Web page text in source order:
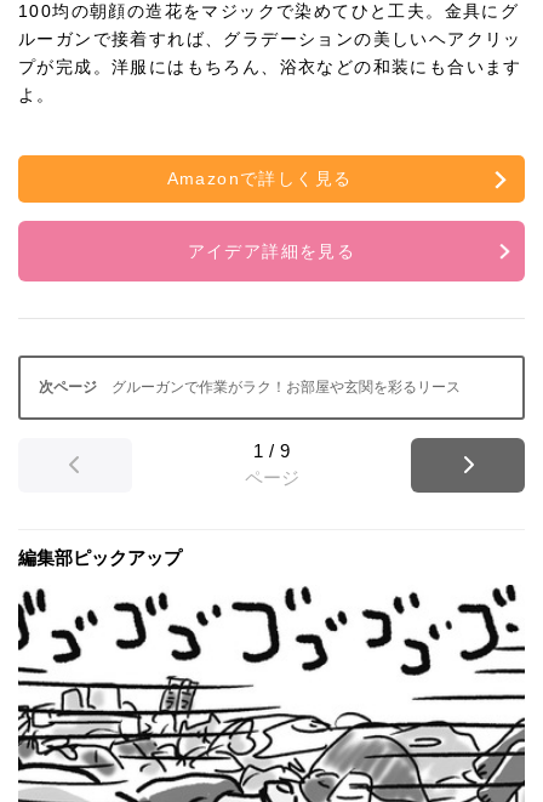
100均の朝顔の造花をマジックで染めてひと工夫。金具にグ
ルーガンで接着すれば、グラデーションの美しいヘアクリッ
プが完成。洋服にはもちろん、浴衣などの和装にも合います
よ。
Amazonで詳しく見る
アイデア詳細を見る
グルーガンで作業がラク！お部屋や玄関を彩るリース
1 / 9
ページ
編集部ピックアップ